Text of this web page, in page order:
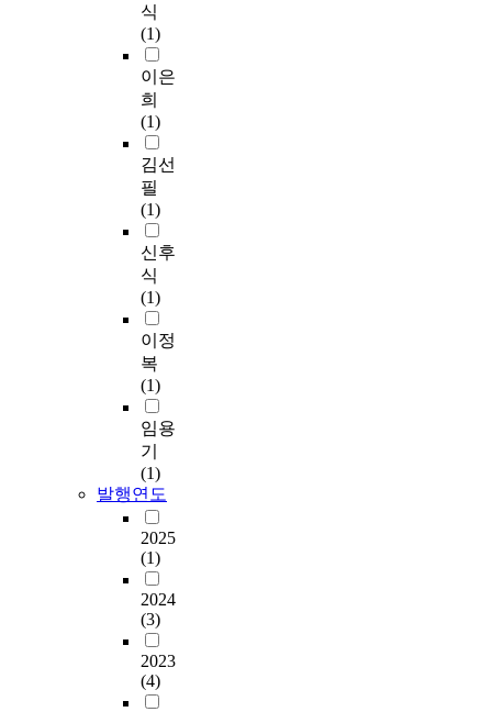
식
(1)
이은
희
(1)
김선
필
(1)
신후
식
(1)
이정
복
(1)
임용
기
(1)
발행연도
2025
(1)
2024
(3)
2023
(4)